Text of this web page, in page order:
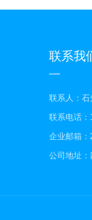
联系我
联系人：石
联系电话
企业邮箱
公司地址